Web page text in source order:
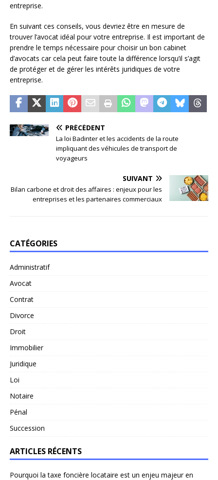
entreprise.
En suivant ces conseils, vous devriez être en mesure de
trouver l’avocat idéal pour votre entreprise. Il est important de
prendre le temps nécessaire pour choisir un bon cabinet
d’avocats car cela peut faire toute la différence lorsqu’il s’agit
de protéger et de gérer les intérêts juridiques de votre
entreprise.
PRÉCÉDENT
La loi Badinter et les accidents de la route
impliquant des véhicules de transport de
voyageurs
SUIVANT
Bilan carbone et droit des affaires : enjeux pour les
entreprises et les partenaires commerciaux
CATÉGORIES
Administratif
Avocat
Contrat
Divorce
Droit
Immobilier
Juridique
Loi
Notaire
Pénal
Succession
ARTICLES RÉCENTS
Pourquoi la taxe foncière locataire est un enjeu majeur en